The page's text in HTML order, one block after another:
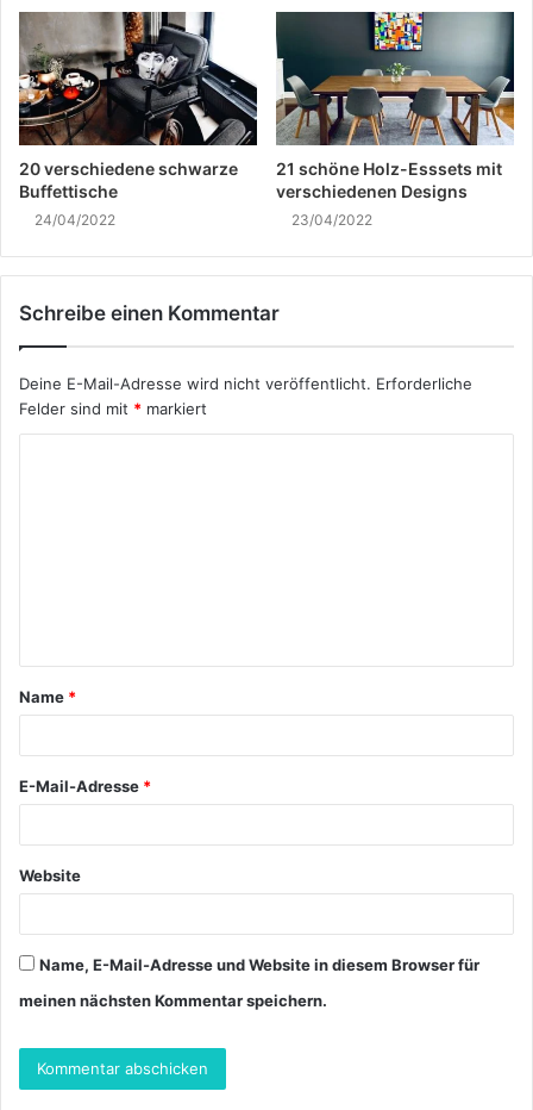
20 verschiedene schwarze
Buffettische
24/04/2022
21 schöne Holz-Esssets mit
verschiedenen Designs
23/04/2022
Schreibe einen Kommentar
Deine E-Mail-Adresse wird nicht veröffentlicht. Erforderliche
Felder sind mit * markiert
t
a
Name *
E-Mail-Adresse *
Website
Name, E-Mail-Adresse und Website in diesem Browser für
meinen nächsten Kommentar speichern.